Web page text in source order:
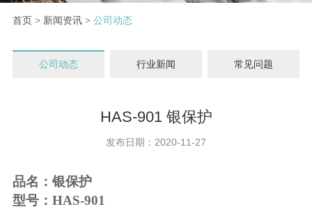
首页> 新闻资讯> 公司动态
公司动态 行业新闻 常见问题
HAS-901 银保护
发布日期：2020-11-27
品名：银保护
型号： HAS-901